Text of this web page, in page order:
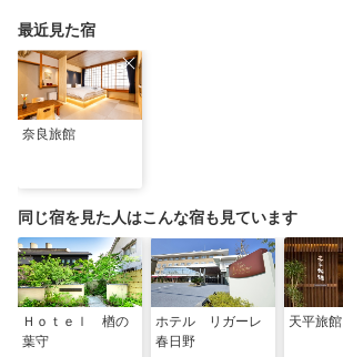
最近見た宿
奈良旅館
同じ宿を見た人はこんな宿も見ています
Ｈｏｔｅｌ 楢の
葉守
ホテル リガーレ
春日野
天平旅館